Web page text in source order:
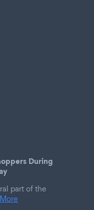
During
part of the